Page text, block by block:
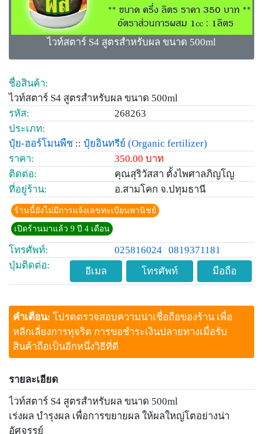
ไวท์สตาร์ S4 สูตรสำหรับผล ขนาด 500ml
ชื่อสินค้า:
ไวท์สตาร์ S4 สูตรสำหรับผล ขนาด 500ml
รหัส:
268263
ประเภท:
ปุ๋ย-ฮอร์โมนพืช :: ปุ๋ยอินทรีย์ (Organic fertilizer)
ราคา:
350.00 บาท
ติดต่อ:
คุณสุริวัสสา ตั้งไพศาลภิญโญ
ที่อยู่ร้าน:
อ.สามโคก จ.ปทุมธานี
ร้านนี้ยังไม่มีการแจ้งเลขทะเบียนพานิชย์
เปิดร้านมาแล้ว 9 ปี 4 เดือน
โทรศัพท์: 025816024 0819371181
ปุ่มติดต่อ:
อีเมล โทรศัพท์ มือถือ
คำเตือน: โปรดตรวจสอบความน่าเชื่อถือของร้าน เพื่อ
หลีกเลี่ยงการทุจริต การขอชำระเงินปลายทางเมื่อรับ
สินค้าถือเป็นอีกหนึ่งวิธีที่ดี
รายละเอียด
ไวท์สตาร์ S4 สูตรสำหรับผล ขนาด 500ml
เร่งผล บำรุงผล เพื่อการขยายผล ให้ผลใหญ่โตอย่างน่า
อัศจรรย์